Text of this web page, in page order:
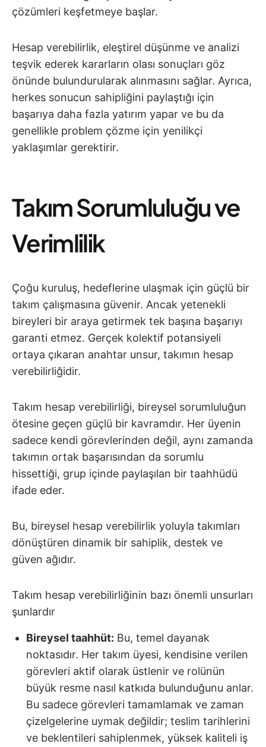
çözümleri keşfetmeye başlar.
Hesap verebilirlik, eleştirel düşünme ve analizi
teşvik ederek kararların olası sonuçları göz
önünde bulundurularak alınmasını sağlar. Ayrıca,
herkes sonucun sahipliğini paylaştığı için
başarıya daha fazla yatırım yapar ve bu da
genellikle problem çözme için yenilikçi
yaklaşımlar gerektirir.
Takım Sorumluluğu ve
Verimlilik
Çoğu kuruluş, hedeflerine ulaşmak için güçlü bir
takım çalışmasına güvenir. Ancak yetenekli
bireyleri bir araya getirmek tek başına başarıyı
garanti etmez. Gerçek kolektif potansiyeli
ortaya çıkaran anahtar unsur, takımın hesap
verebilirliğidir.
Takım hesap verebilirliği, bireysel sorumluluğun
ötesine geçen güçlü bir kavramdır. Her üyenin
sadece kendi görevlerinden değil, aynı zamanda
takımın ortak başarısından da sorumlu
hissettiği, grup içinde paylaşılan bir taahhüdü
ifade eder.
Bu, bireysel hesap verebilirlik yoluyla takımları
dönüştüren dinamik bir sahiplik, destek ve
güven ağıdır.
Takım hesap verebilirliğinin bazı önemli unsurları
şunlardır
Bireysel taahhüt: Bu, temel dayanak
noktasıdır. Her takım üyesi, kendisine verilen
görevleri aktif olarak üstlenir ve rolünün
büyük resme nasıl katkıda bulunduğunu anlar.
Bu sadece görevleri tamamlamak ve zaman
çizelgelerine uymak değildir; teslim tarihlerini
ve beklentileri sahiplenmek, yüksek kaliteli iş